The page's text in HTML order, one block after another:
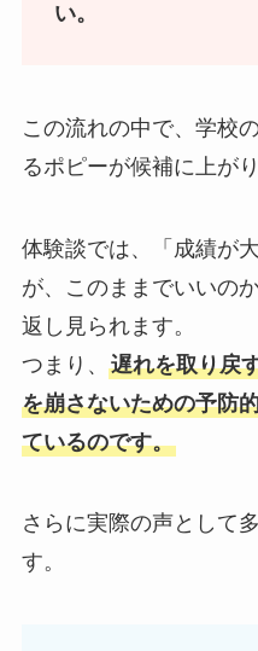
い。
この流れの中で、学校
るポピーが候補に上がり
体験談では、「成績が
が、このままでいいの
返し見られます。
つまり、 遅れを取り戻
を崩さないための予防
ているのです。
さらに実際の声として
す。